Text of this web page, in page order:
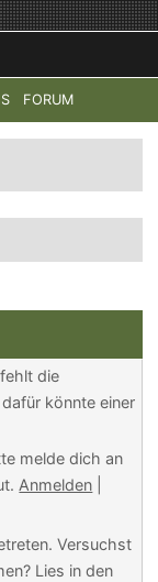
FORUM
HALO:
die
könnte einer
melde dich an
Anmelden
Versuchst
Lies in den